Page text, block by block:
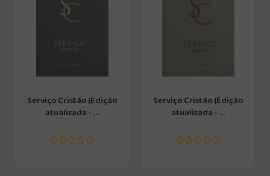
Serviço Cristão (Edição
atualizada - ...
Serviço Cristão (Edição
atualizada - ...